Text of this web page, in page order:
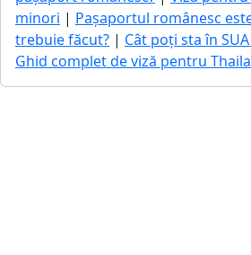
minori | Pașaportul românesc
trebuie făcut? | Cât poți sta în
Ghid complet de viză pentru